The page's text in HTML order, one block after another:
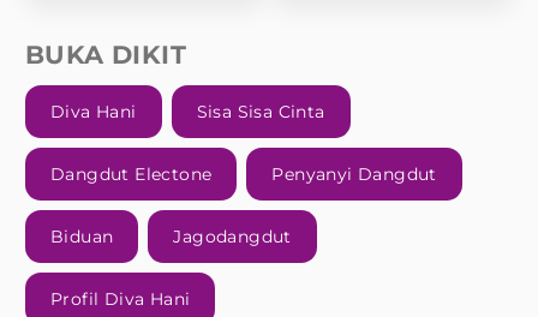
BUKA DIKIT
Diva Hani Sisa Sisa Cinta
Dangdut Electone Penyanyi Dangdut
Biduan Jagodangdut
Profil Diva Hani